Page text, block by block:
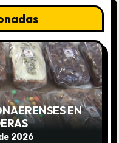
EN
2026